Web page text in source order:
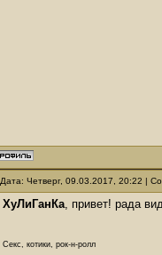
Дата: Четверг, 09.03.2017, 20:22 |
ХуЛиГанКа, привет! рада
Секс, котики, рок-н-ролл